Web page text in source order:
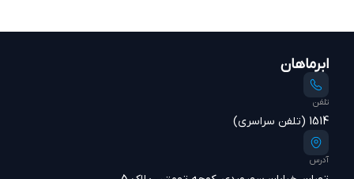
ابرماهان
تلفن
1514 (تلفن سراسری)
آدرس